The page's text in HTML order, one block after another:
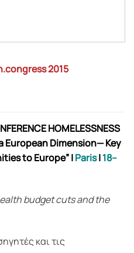
2015
HOMELESSNESS
European Dimension— Key
to Europe”|Paris|18–
budget cuts and the
και τις